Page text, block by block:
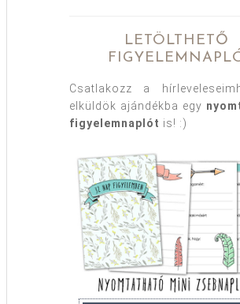
LETÖLTHETŐ
Csatlakozz a
elküldök ajándékba egy
figyelemnaplót is! :)